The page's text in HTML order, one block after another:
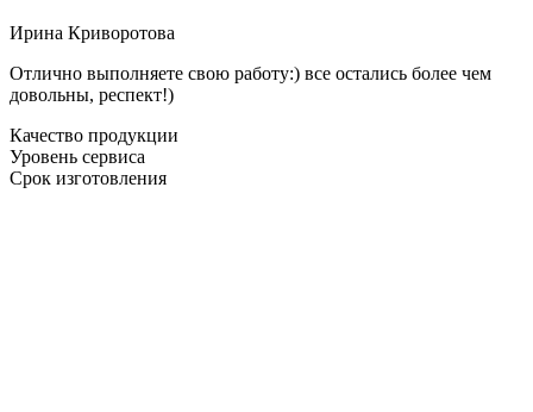
Ирина Криворотова
Отлично выполняете свою работу:) все остались более чем
довольны, респект!)
Качество продукции
Уровень сервиса
Срок изготовления